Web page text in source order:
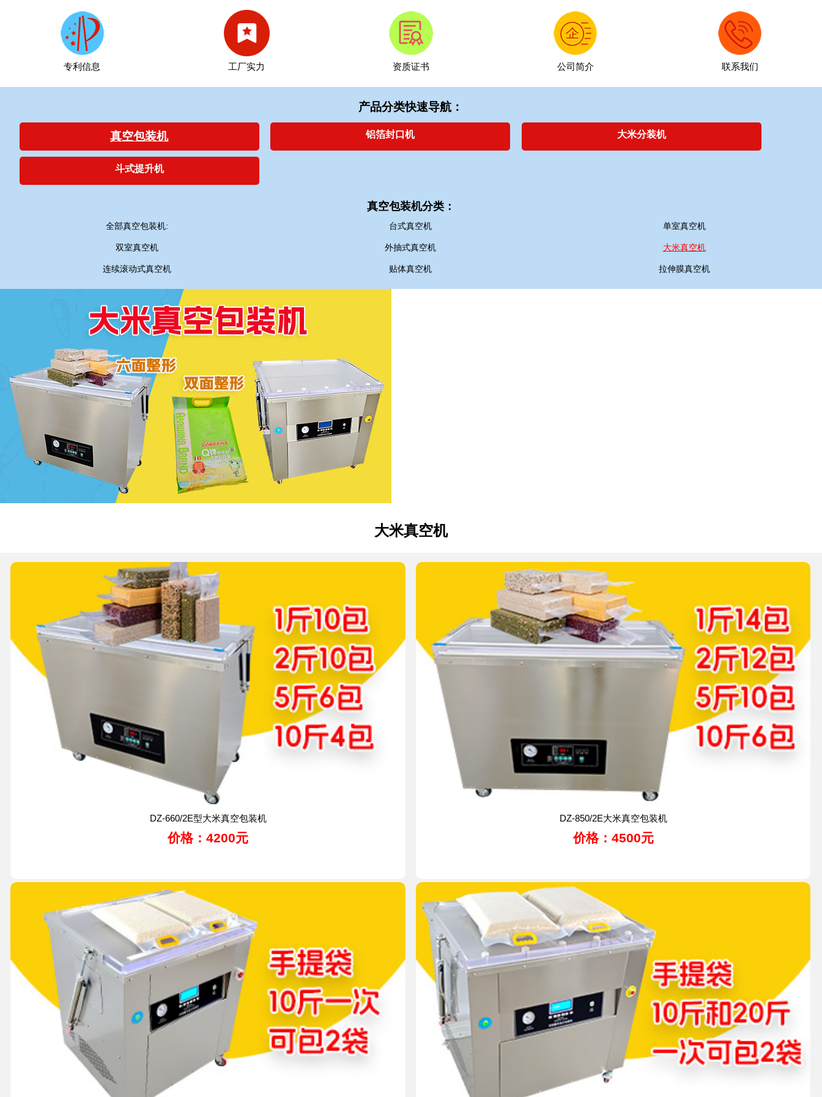
专利信息 工厂实力 资质证书 公司简介 联系我们
产品分类快速导航：
真空包装机 铝箔封口机 大米分装机
斗式提升机
真空包装机分类：
全部真空包装机: 台式真空机 单室真空机
双室真空机 外抽式真空机 大米真空机
连续滚动式真空机 贴体真空机 拉伸膜真空机
大米真空机
DZ-660/2E型大米真空包装机
价格：4200元
DZ-850/2E大米真空包装机
价格：4500元